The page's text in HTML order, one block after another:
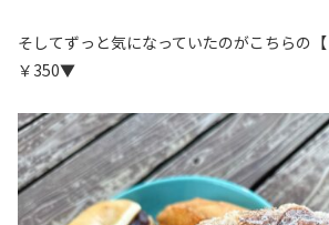
そしてずっと気になっていたのがこちらの【
￥350▼